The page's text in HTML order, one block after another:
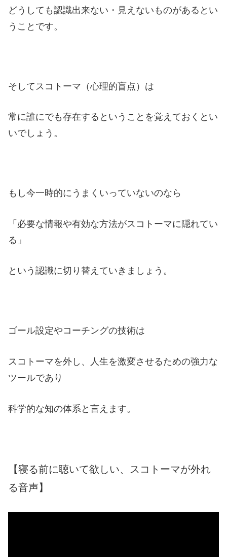
どうしても認識出来ない・見えないものがあるとい
うことです。
そしてスコトーマ（心理的盲点）は
常に誰にでも存在するということを覚えておくとい
いでしょう。
もし今一時的にうまくいっていないのなら
「必要な情報や有効な方法がスコトーマに隠れてい
る」
という認識に切り替えていきましょう。
ゴール設定やコーチングの技術は
スコトーマを外し、人生を激変させるための強力な
ツールであり
科学的な知の体系と言えます。
【寝る前に聴いて欲しい、スコトーマが外れ
る音声】